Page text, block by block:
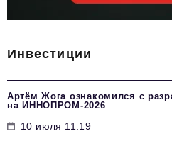
Инвестиции
Артём Жога ознакомился с
на ИННОПРОМ-2026
10 июля 11:19